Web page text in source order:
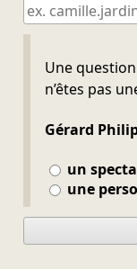
Une
n’êtes pas
Gérard
un
une
Ne pas